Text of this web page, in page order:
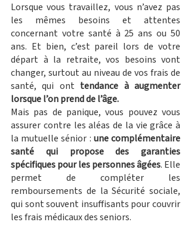
Lorsque vous travaillez, vous n’avez pas
les mêmes besoins et attentes
concernant votre santé à 25 ans ou 50
ans. Et bien, c’est pareil lors de votre
départ à la retraite, vos besoins vont
changer, surtout au niveau de vos frais de
santé, qui ont tendance à augmenter
lorsque l’on prend de l’âge.
Mais pas de panique, vous pouvez vous
assurer contre les aléas de la vie grâce à
la mutuelle sénior : une complémentaire
santé qui propose des garanties
spécifiques pour les personnes âgées. Elle
permet de compléter les
remboursements de la Sécurité sociale,
qui sont souvent insuffisants pour couvrir
les frais médicaux des seniors.